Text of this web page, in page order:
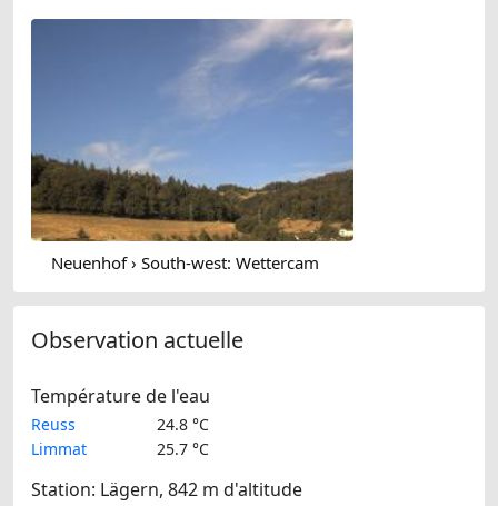
Neuenhof › South-west: Wettercam
Observation actuelle
Température de l'eau
Reuss
24.8 °C
Limmat
25.7 °C
Station: Lägern, 842 m d'altitude